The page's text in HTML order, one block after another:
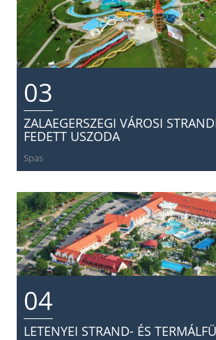
03
ZALAEGERSZEGI VÁROSI
FEDETT USZODA
Spas
04
LETENYEI STRAND- ÉS